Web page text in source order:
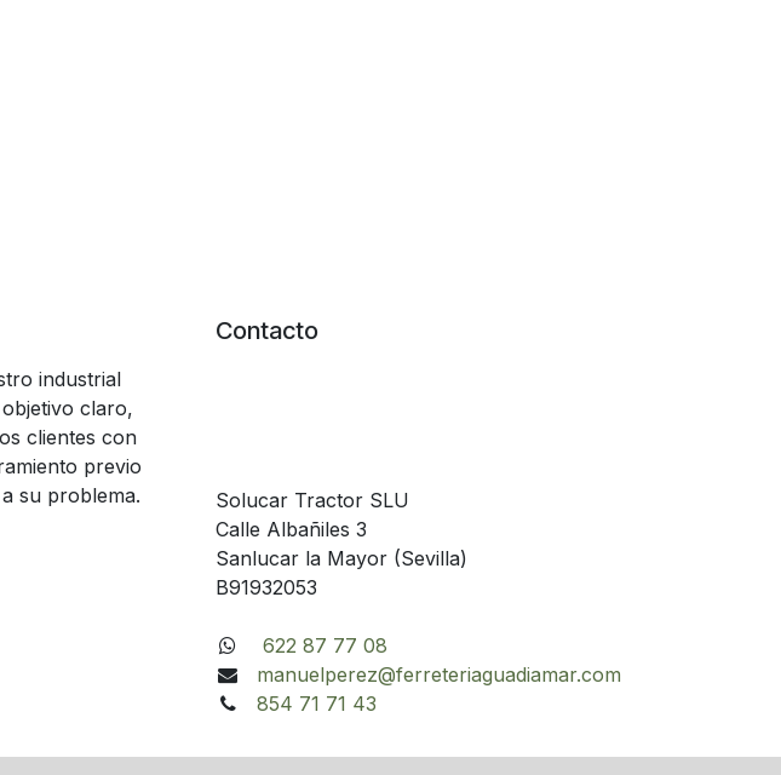
industrial
claro,
clientes con
previo
su problema.
Contacto
Solucar Tractor SLU
Calle Albañiles 3
Sanlucar la Mayor (Sevilla)
B91932053
622 87 77 08
manuelperez@ferreteriaguadiamar.com
854 71 71 43